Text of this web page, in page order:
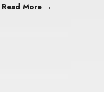
Read More →